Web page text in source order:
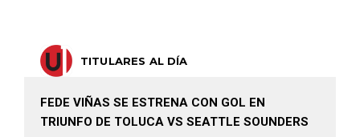
TITULARES AL DÍA
FEDE VIÑAS SE ESTRENA CON GOL EN
TRIUNFO DE TOLUCA VS SEATTLE SOUNDERS